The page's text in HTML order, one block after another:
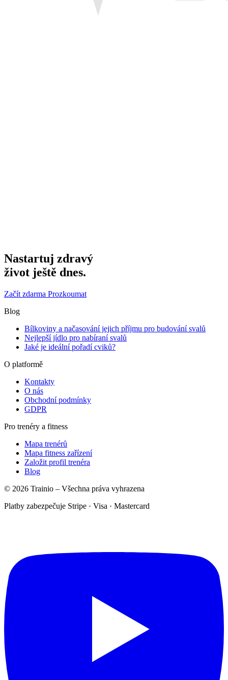
Nastartuj zdravý
život ještě dnes.
Začít zdarma Prozkoumat
Blog
Bílkoviny a načasování jejich příjmu pro budování svalů
Nejlepší jídlo pro nabíraní svalů
Jaké je ideální pořadí cviků?
O platformě
Kontakty
O nás
Obchodní podmínky
GDPR
Pro trenéry a fitness
Mapa trenérů
Mapa fitness zařízení
Založit profil trenéra
Blog
© 2026 Trainio – Všechna práva vyhrazena
Platby zabezpečuje Stripe · Visa · Mastercard